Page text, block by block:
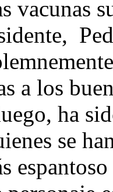
vacunas
a los
ha
se